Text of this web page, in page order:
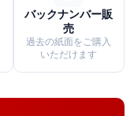
バックナンバー販
売
過去の紙面をご購入
いただけます